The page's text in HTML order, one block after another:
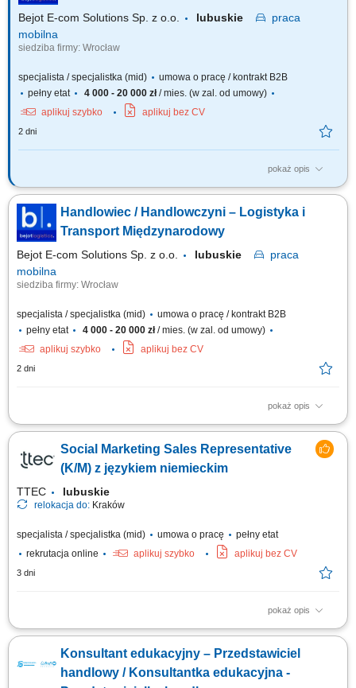
materiałów wspierających...
Bejot E-com Solutions Sp. z o.o. lubuskie
praca
mobilna
siedziba firmy: Wrocław
specjalista / specjalistka (mid)
umowa o pracę / kontrakt B2B
pełny etat
4 000 - 20 000 zł/ mies. (w zal. od umowy)
aplikuj szybko
aplikuj bez CV
2 dni
pokaż opis
Twój zakres obowiązków: Aktywne pozyskiwanie nowych klientów
rozwiązań logistycznych; Budowanie i rozwijanie długofalowych relacji z
klientami; Prowadzenie spotkań handlowych i prezentacji oferty firmy;
Negocjowanie warunków...
Handlowiec / Handlowczyni – Logistyka i
Transport Międzynarodowy
Bejot E-com Solutions Sp. z o.o. lubuskie
praca
mobilna
siedziba firmy: Wrocław
specjalista / specjalistka (mid)
umowa o pracę / kontrakt B2B
pełny etat
4 000 - 20 000 zł/ mies. (w zal. od umowy)
aplikuj szybko
aplikuj bez CV
2 dni
pokaż opis
Opis stanowiska: Aktywne pozyskiwanie klientów z rynku B2B oraz rozwój
sprzedażowego – od pierwszego kontaktu po finalizację umowy.
Budowanie długofalowych relacji z klientami oraz partnerami
Social Marketing Sales Representative
(K/M) z językiem niemieckim
TTEC lubuskie
relokacja do: Kraków
specjalista / specjalistka (mid) umowa o pracę
pełny etat
rekrutacja online
aplikuj szybko aplikuj bez CV
3 dni
pokaż opis
Opis stanowiska: Kontaktowanie się z klientami z przypisanego portfolio
Analizowanie i opracowywanie strategii zarządzania i dosprzedaży kont
klientów; Rozwiązywanie problemów i doradzanie klientom w celu
zapewnienia...
Konsultant edukacyjny – Przedstawiciel
handlowy / Konsultantka edukacyjna -